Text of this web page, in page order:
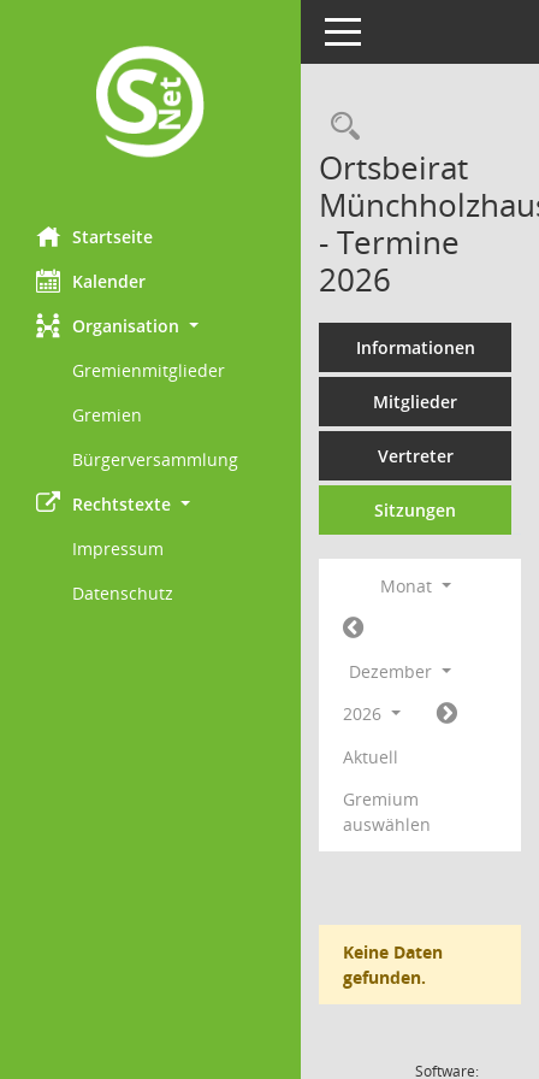
Startseite
Kalender
Organisation
Gremienmitglieder
Gremien
Bürgerversammlung
Rechtstexte
Impressum
Datenschutz
Toggle navigation
Ortsbeirat
- Termine
2026
Informationen
Mitglieder
Vertreter
Sitzungen
Monat
Dezember
2026
Aktuell
Gremium
auswählen
Keine Daten
gefunden.
Software: